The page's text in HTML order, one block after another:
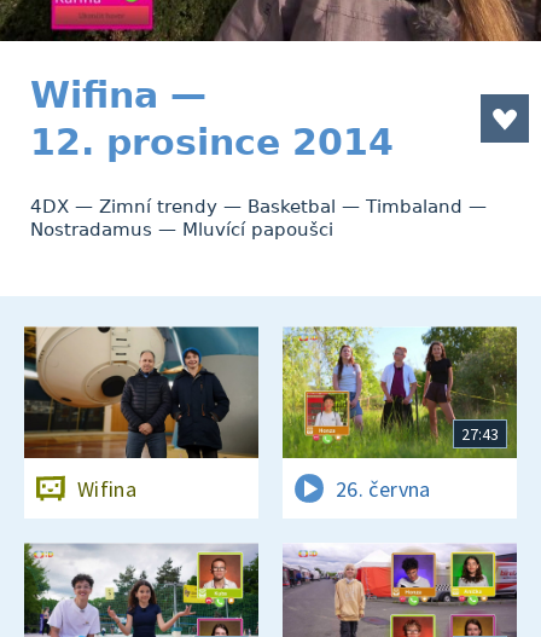
Wifina —
12. prosince 2014
4DX — Zimní trendy — Basketbal — Timbaland —
Nostradamus — Mluvící papoušci
Wifina
27:43
26. června